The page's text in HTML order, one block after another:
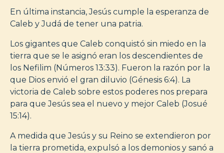
En última instancia, Jesús cumple la esperanza de
Caleb y Judá de tener una patria.
Los gigantes que Caleb conquistó sin miedo en la
tierra que se le asignó eran los descendientes de
los Nefilim (Números 13:33). Fueron la razón por la
que Dios envió el gran diluvio (Génesis 6:4). La
victoria de Caleb sobre estos poderes nos prepara
para que Jesús sea el nuevo y mejor Caleb (Josué
15:14).
A medida que Jesús y su Reino se extendieron por
la tierra prometida, expulsó a los demonios y sanó a